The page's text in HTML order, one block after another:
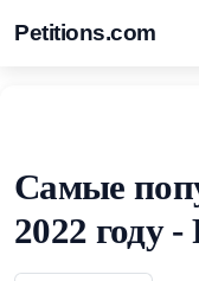
Petitions.com
Самые
2022 году -